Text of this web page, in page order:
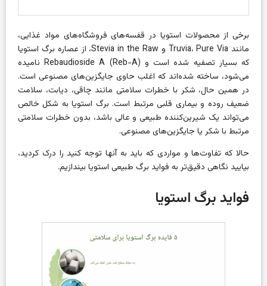
برخی از محصولات استویا در قفسه‌های فروشگاه‌های مواد غذایی،
مانند Truvia، Pure Via و Stevia in the Raw، از عصاره برگ استویا
که بسیار تصفیه شده است و Rebaudioside A (Reb-A) نامیده
می‌شود، ساخته شده‌اند که اغلب حاوی جایگزین‌های مصنوعی است.
در همین حال، شکر با خطرات سلامتی مانند چاقی، دیابت، سلامت
ضعیف روده و بیماری قلبی مرتبط است. برگ استویا به شکل خالص
می‌تواند یک شیرین‌کننده طبیعی و عالی باشد، بدون خطرات سلامتی
مرتبط با شکر یا جایگزین‌های مصنوعی.
حالا که تفاوت‌ها و مواردی که باید به آنها توجه کنید را درک کردید،
بیایید نگاهی دقیق‌تر به فواید برگ طبیعی استویا بیندازیم.
فواید برگ استویا